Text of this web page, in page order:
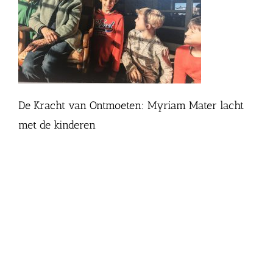
De Kracht van Ontmoeten: Myriam Mater lacht
met de kinderen